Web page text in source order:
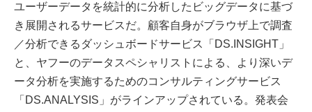
ユーザーデータを統計的に分析したビッグデータに基づ
き展開されるサービスだ。顧客自身がブラウザ上で調査
／分析できるダッシュボードサービス「DS.INSIGHT」
と、ヤフーのデータスペシャリストによる、より深いデ
ータ分析を実施するためのコンサルティングサービス
「DS.ANALYSIS」がラインアップされている。発表会